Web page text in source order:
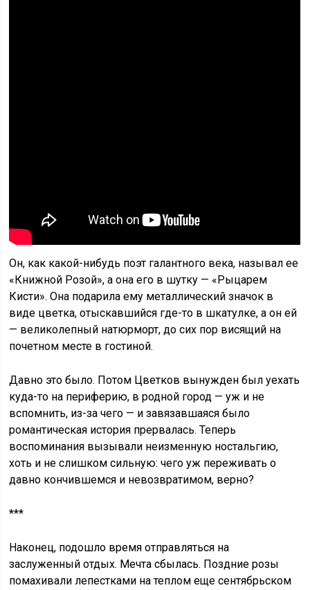
Он, как какой-нибудь поэт галантного века, называл ее
«Книжной Розой», а она его в шутку — «Рыцарем
Кисти». Она подарила ему металлический значок в
виде цветка, отыскавшийся где-то в шкатулке, а он ей
— великолепный натюрморт, до сих пор висящий на
почетном месте в гостиной.
Давно это было. Потом Цветков вынужден был уехать
куда-то на периферию, в родной город — уж и не
вспомнить, из-за чего — и завязавшаяся было
романтическая история прервалась. Теперь
воспоминания вызывали неизменную ностальгию,
хоть и не слишком сильную: чего уж переживать о
давно кончившемся и невозвратимом, верно?
***
Наконец, подошло время отправляться на
заслуженный отдых. Мечта сбылась. Поздние розы
помахивали лепестками на теплом еще сентябрьском